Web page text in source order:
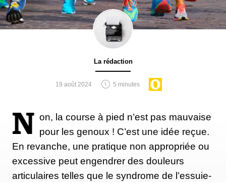
La rédaction
19 août 2024 5 minutes
N on, la course à pied n’est pas mauvaise
pour les genoux ! C’est une idée reçue.
En revanche, une pratique non appropriée ou
excessive peut engendrer des douleurs
articulaires telles que le syndrome de l’essuie-